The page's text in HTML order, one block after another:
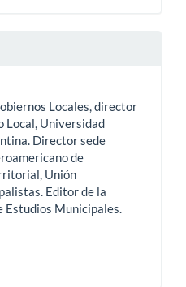
Locales, director
Local, Universidad
Director sede
de
Unión
Editor de la
Estudios Municipales.